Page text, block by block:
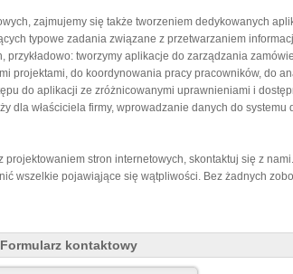
zajmujemy się także tworzeniem dedykowanych
typowe zadania związane z przetwarzaniem
tworzymy aplikacje do zarządzania
projektami, do koordynowania pracy pracowników, do
do aplikacji ze zróżnicowanymi uprawnieniami i
dla właściciela firmy, wprowadzanie danych do systemu
stron internetowych, skontaktuj się z
wszelkie pojawiąjące się wątpliwości. Bez żadnych
Formularz kontaktowy